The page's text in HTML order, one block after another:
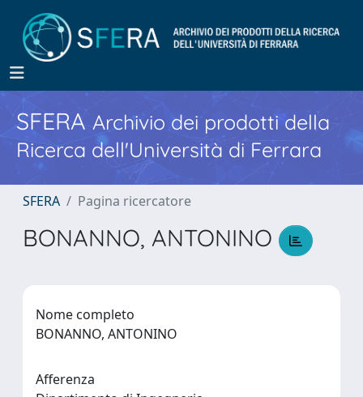
SFERA Archivio dei prodotti della
Ricerca dell'Università di Ferrara
SFERA Pagina ricercatore
BONANNO, ANTONINO
Nome completo
BONANNO, ANTONINO
Afferenza